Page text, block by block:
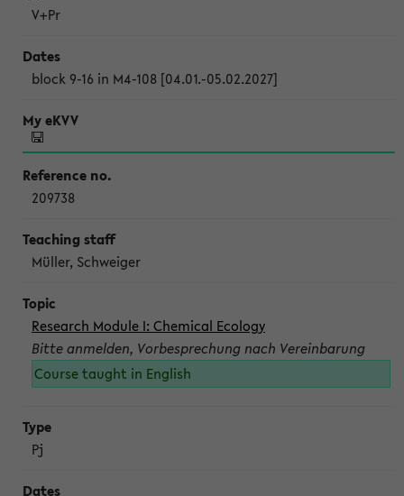
V+Pr
block 9-16 in M4-108 [04.01.-05.02.2027]
209738
Müller, Schweiger
Research Module I: Chemical Ecology
Bitte anmelden, Vorbesprechung nach Vereinbarung
Course taught in English
Pj